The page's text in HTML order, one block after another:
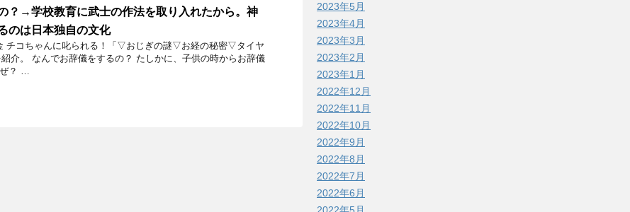
？→学校教育に武士の作法を取り入れたから。神
のは日本独自の文化
チコちゃんに叱られる！「▽おじぎの謎▽お経の秘密▽タイヤ
介。 なんでお辞儀をするの？ たしかに、子供の時からお辞儀
ぜ？ …
2023年5月
2023年4月
2023年3月
2023年2月
2023年1月
2022年12月
2022年11月
2022年10月
2022年9月
2022年8月
2022年7月
2022年6月